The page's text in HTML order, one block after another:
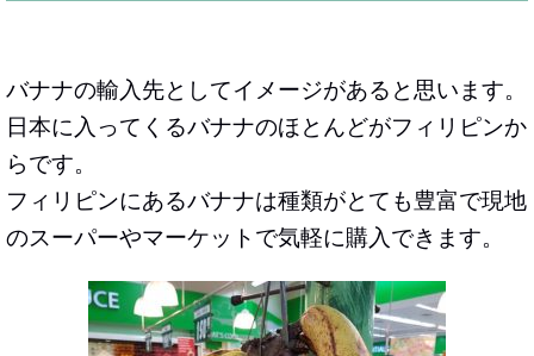
バナナの輸入先としてイメージがあると思います。
日本に入ってくるバナナのほとんどがフィリピンか
らです。
フィリピンにあるバナナは種類がとても豊富で現地
のスーパーやマーケットで気軽に購入できます。